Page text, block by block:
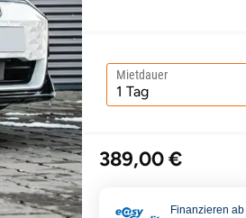
Mietdauer
389,00 €
Finanzieren ab